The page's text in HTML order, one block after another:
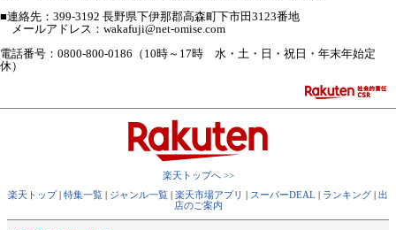
■連絡先：399-3192 長野県下伊那郡高森町下市田3123番地
メールアドレス：wakafuji@net-omise.com
電話番号：0800-800-0186（10時～17時 水・土・日・祝日・年末年始定
休）
楽天トップへ >>
楽天トップ
特集一覧 ジャンル一覧 楽天市場アプリ スーパーDEAL ランキング
出
店のご案内